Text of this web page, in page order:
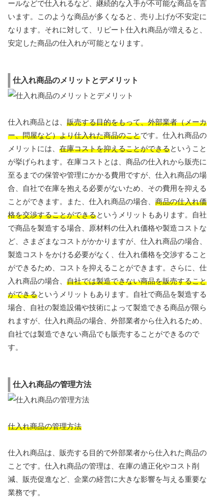
ールなどで仕入れるなど、継続的な入手が不可能な商品を言
います。このような商品が多くなると、売り上げが不安定に
なります。それに対して、リピート仕入れ商品が増えると、
安定した商品の仕入れが可能となります。
仕入れ商品のメリットとデメリット
仕入れ商品とは、 販売する目的をもって、外部業者（メーカ
ー、問屋など）より仕入れた商品のことです。仕入れ商品の
メリットには、 在庫コストを抑えることができるということ
が挙げられます。在庫コストとは、商品の仕入れから販売に
至るまでの保管や管理にかかる費用ですが、仕入れ商品の場
合、自社で在庫を抱える必要がないため、その費用を抑える
ことができます。また、仕入れ商品の場合、 商品の仕入れ価
格を交渉することができるというメリットもあります。自社
で商品を製造する場合、原材料の仕入れ価格や製造コストな
ど、さまざまなコストがかかりますが、仕入れ商品の場合、
製造コストをかける必要がなく、仕入れ価格を交渉すること
ができるため、コストを抑えることができます。さらに、仕
入れ商品の場合、 自社では製造できない商品を販売すること
ができるというメリットもあります。自社で商品を製造する
場合、自社の製造設備や技術によって製造できる商品が限ら
れますが、仕入れ商品の場合、外部業者から仕入れるため、
自社では製造できない商品でも販売することができるので
す。
仕入れ商品の管理方法
仕入れ商品の管理方法
仕入れ商品は、販売する目的で外部業者から仕入れた商品の
ことです。仕入れ商品の管理は、在庫の適正化やコスト削
減、販売促進など、企業の経営に大きな影響を与える重要な
業務です。